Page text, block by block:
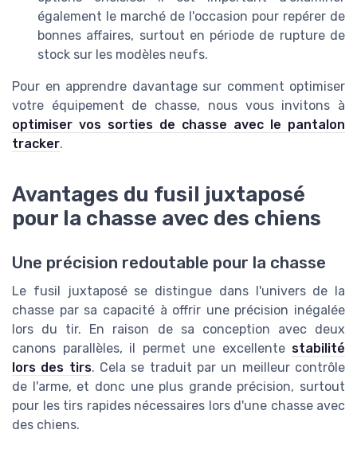
également le marché de l'occasion pour repérer de
bonnes affaires, surtout en période de rupture de
stock sur les modèles neufs.
Pour en apprendre davantage sur comment optimiser
votre équipement de chasse, nous vous invitons à
optimiser vos sorties de chasse avec le pantalon
tracker.
Avantages du fusil juxtaposé
pour la chasse avec des chiens
Une précision redoutable pour la chasse
Le fusil juxtaposé se distingue dans l'univers de la
chasse par sa capacité à offrir une précision inégalée
lors du tir. En raison de sa conception avec deux
canons parallèles, il permet une excellente stabilité
lors des tirs. Cela se traduit par un meilleur contrôle
de l'arme, et donc une plus grande précision, surtout
pour les tirs rapides nécessaires lors d'une chasse avec
des chiens.